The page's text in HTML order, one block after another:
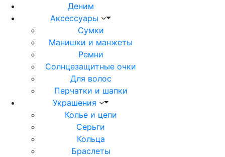
Деним
Аксессуары
Сумки
Манишки и манжеты
Ремни
Солнцезащитные очки
Для волос
Перчатки и шапки
Украшения
Колье и цепи
Серьги
Кольца
Браслеты